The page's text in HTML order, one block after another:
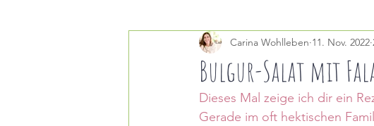
MEALPREP SUPPEN
BEILAGEN
Bulgur-Salat mit
Carina Wohlleben 11. Nov. 2022
Dieses Mal zeige ich dir ein
Gerade im oft hektischen